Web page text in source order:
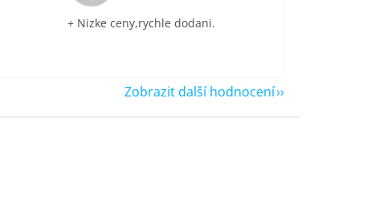
+ Nizke ceny,rychle dodani.
Zobrazit další hodnocení